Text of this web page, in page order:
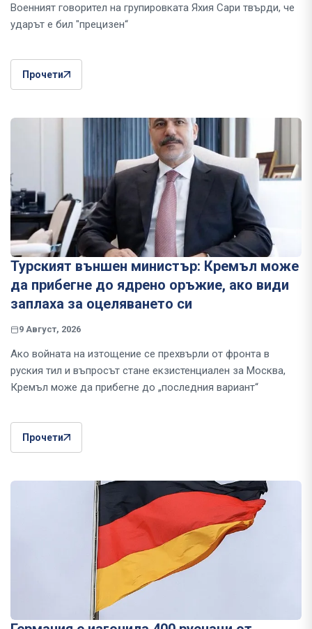
Военният говорител на групировката Яхия Сари твърди, че
ударът е бил "прецизен“
Прочети
Турският външен министър: Кремъл може
да прибегне до ядрено оръжие, ако види
заплаха за оцеляването си
9 Август, 2026
Ако войната на изтощение се прехвърли от фронта в
руския тил и въпросът стане екзистенциален за Москва,
Кремъл може да прибегне до „последния вариант“
Прочети